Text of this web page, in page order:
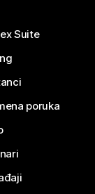
Suite
poruka